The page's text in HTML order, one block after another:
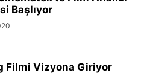
Başlıyor
Filmi Vizyona Giriyor